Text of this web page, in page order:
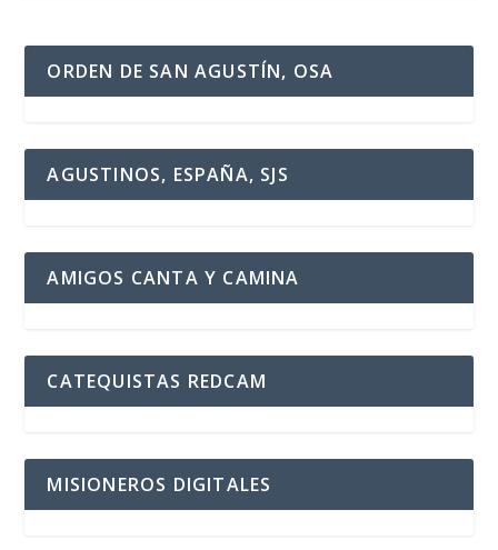
ORDEN DE SAN AGUSTÍN, OSA
AGUSTINOS, ESPAÑA, SJS
AMIGOS CANTA Y CAMINA
CATEQUISTAS REDCAM
MISIONEROS DIGITALES